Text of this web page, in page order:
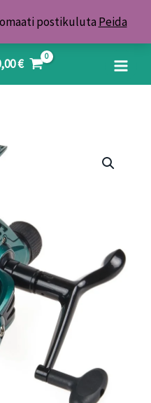
postikuluta Peida
€